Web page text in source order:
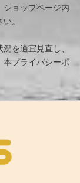
ショップページ内
。
を適宜見直し、
本プライバシーポ